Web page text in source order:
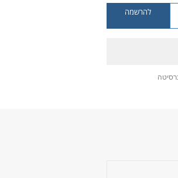
להרשמה